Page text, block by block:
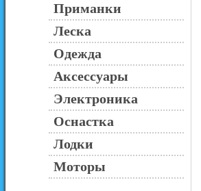
Приманки
Леска
Одежда
Аксессуары
Электроника
Оснастка
Лодки
Моторы